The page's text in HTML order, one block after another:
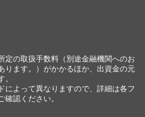
定の取扱手数料（別途金融機関へのお
ります。）がかかるほか、出資金の元
によって異なりますので、詳細は各フ
確認ください。